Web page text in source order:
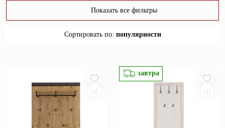
Полки
Матрасы
Показать все фильтры
Сортировать по: популярности
убыванию цены
возрастанию цены
завтра